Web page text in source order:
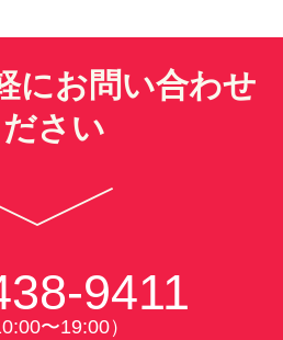
にお問い合わせ
ださい
9411
〜19:00）